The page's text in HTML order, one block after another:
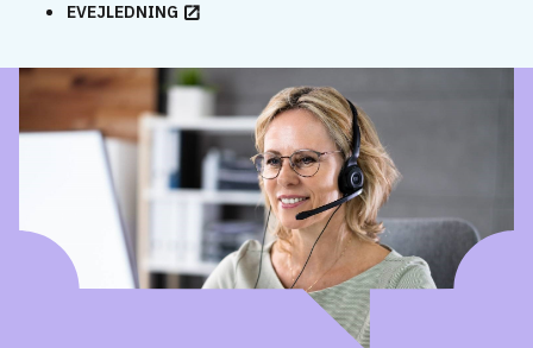
EVEJLEDNING